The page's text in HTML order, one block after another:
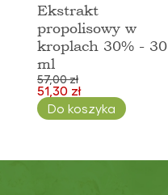
Ekstrakt
propolisowy w
kroplach 30% - 30
ml
57,00 zł
51,30 zł
Do koszyka